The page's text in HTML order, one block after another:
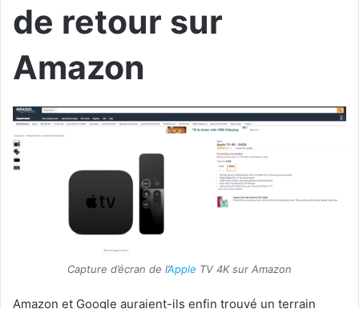
de retour sur
Amazon
Capture d’écran de l’Apple TV 4K sur Amazon
Amazon et Google auraient-ils enfin trouvé un terrain